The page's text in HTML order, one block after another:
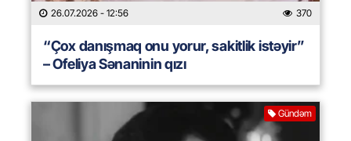
26.07.2026 - 12:56 370
“Çox danışmaq onu yorur, sakitlik istəyir”
– Ofeliya Sənaninin qızı
Gündəm